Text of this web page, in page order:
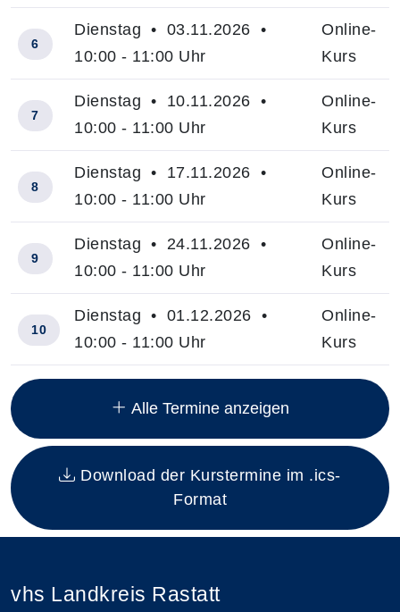
Insgesamt gibt es 10 Termine zum diesen Kurs
6
Dienstag • 03.11.2026 •
10:00 - 11:00 Uhr
Online-
Kurs
7
Dienstag • 10.11.2026 •
10:00 - 11:00 Uhr
Online-
Kurs
8
Dienstag • 17.11.2026 •
10:00 - 11:00 Uhr
Online-
Kurs
9
Dienstag • 24.11.2026 •
10:00 - 11:00 Uhr
Online-
Kurs
10
Dienstag • 01.12.2026 •
10:00 - 11:00 Uhr
Online-
Kurs
Alle Termine anzeigen
Download der Kurstermine im .ics-
Format
vhs Landkreis Rastatt